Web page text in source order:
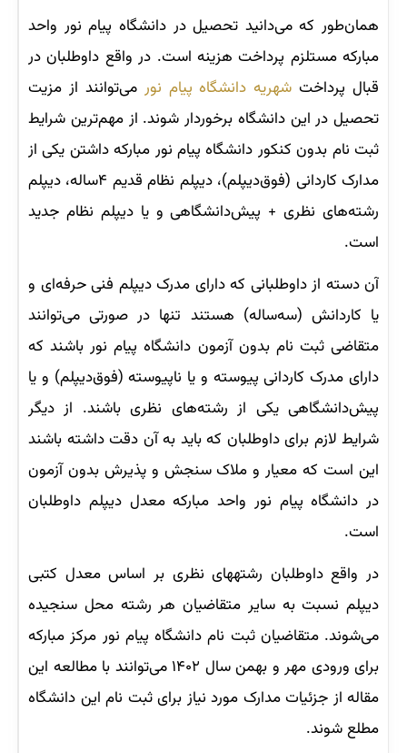
همان‌طور که می‌دانید تحصیل در دانشگاه پیام نور واحد
مبارکه مستلزم پرداخت هزینه است. در واقع داوطلبان در
قبال پرداخت شهریه دانشگاه پیام نور می‌توانند از مزیت
تحصیل در این دانشگاه برخوردار شوند. از مهم‌ترین شرایط
ثبت نام بدون کنکور دانشگاه پیام نور مبارکه داشتن یکی از
مدارک کاردانی (فوق‌دیپلم)، دیپلم نظام قدیم ۴ساله، دیپلم
رشته‌های نظری + پیش‌دانشگاهی و یا دیپلم نظام جدید
است.
آن دسته از داوطلبانی که دارای مدرک دیپلم فنی حرفه‌ای و
یا کاردانش (سه‌ساله) هستند تنها در صورتی می‌توانند
متقاضی ثبت نام بدون آزمون دانشگاه پیام نور باشند که
دارای مدرک کاردانی پیوسته و یا ناپیوسته (فوق‌دیپلم) و یا
پیش‌دانشگاهی یکی از رشته‌های نظری باشند. از دیگر
شرایط لازم برای داوطلبان که باید به آن دقت داشته باشند
این است که معیار و ملاک سنجش و پذیرش بدون آزمون
در دانشگاه پیام نور واحد مبارکه معدل دیپلم داوطلبان
است.
در واقع داوطلبان رشته‎های نظری بر اساس معدل کتبی
دیپلم نسبت به سایر متقاضیان هر رشته محل سنجیده
می‌شوند. متقاضیان ثبت نام دانشگاه پیام نور مرکز مبارکه
برای ورودی مهر و بهمن سال ۱۴۰۲ می‌توانند با مطالعه این
مقاله از جزئیات مدارک مورد نیاز برای ثبت نام این دانشگاه
مطلع شوند.